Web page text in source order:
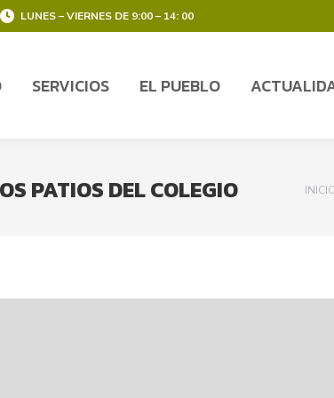
LUNES – VIERNES DE 9:00 – 14: 00
SERVICIOS EL PUEBLO
PATIOS DEL COLEGIO You
SERVICIOS EL PUEBLO